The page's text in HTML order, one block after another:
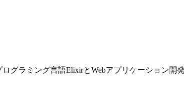
グラミング言語ElixirとWebアプリケーション開